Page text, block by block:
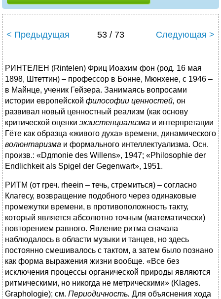
< Предыдущая 53 / 73 Следующая >
РИНТЕЛЕН (Rintelen) Фриц Иоахим фон (род. 16 мая
1898, Штеттин) – профессор в Бонне, Мюнхене, с 1946 –
в Майнце, ученик Гейзера. Занимаясь вопросами
истории европейской философии ценностей, он
развивал новый ценностный реализм (как основу
критической оценки экзистенциализма и интерпретации
Гёте как образца «живого духа» времени, динамического
волюнтаризма и формального интеллектуализма. Осн.
произв.: «Dдmonie des Willens», 1947; «Philosophie der
Endlichkeit als Spigel der Gegenwart», 1951.
РИТМ (от греч. rheein – течь, стремиться) – согласно
Клагесу, возвращение подобного через одинаковые
промежутки времени, в противоположность такту,
который является абсолютно точным (математически)
повторением равного. Явление ритма сначала
наблюдалось в области музыки и танцев, но здесь
постоянно смешивалось с тактом, а затем было познано
как форма выражения жизни вообще. «Все без
исключения процессы органической природы являются
ритмическими, но никогда не метрическими» (Klages.
Graphologie); см. Периодичность. Для объяснения хода